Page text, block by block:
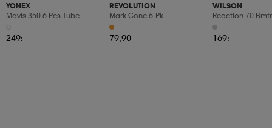
YONEX
Mavis 350 6 Pcs Tube
249:-
REVOLUTION
Mark Cone 6-Pk
79,90
WILSON
Reaction 70
169:-